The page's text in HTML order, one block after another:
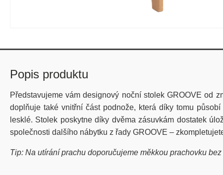
Popis produktu
Představujeme vám designový noční stolek GROOVE od
doplňuje také vnitřní část podnože, která díky tomu
lesklé. Stolek poskytne díky dvěma zásuvkám dostatek
společnosti dalšího nábytku z řady GROOVE –
Tip: Na utírání prachu doporučujeme měkkou prachovku